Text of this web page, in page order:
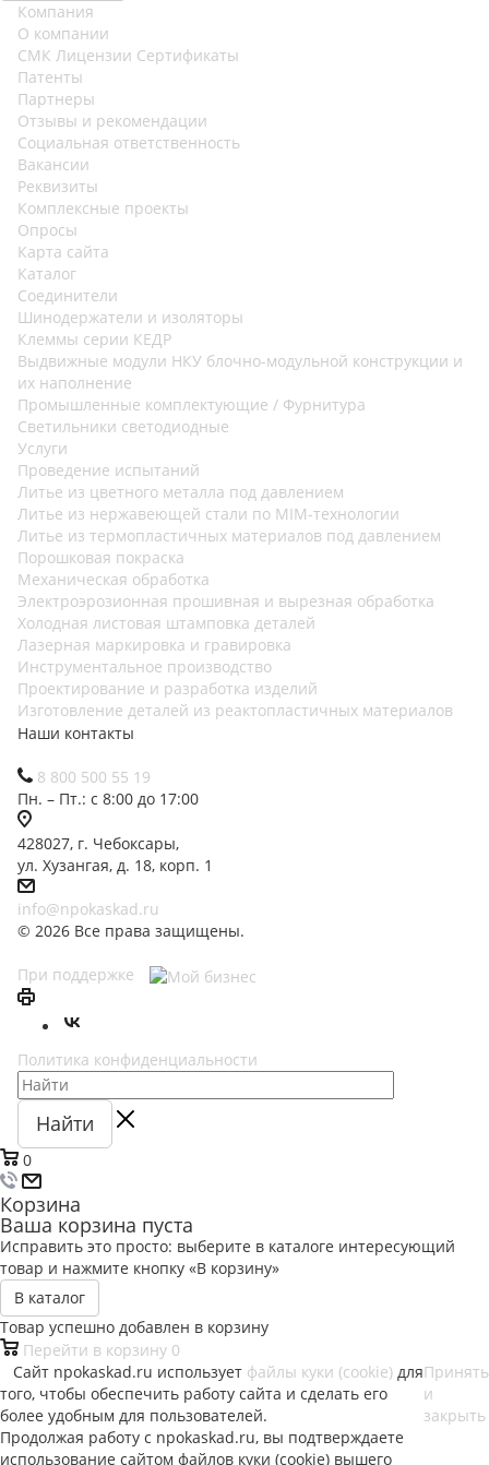
Компания
О компании
СМК Лицензии Сертификаты
Патенты
Партнеры
Отзывы и рекомендации
Социальная ответственность
Вакансии
Реквизиты
Комплексные проекты
Опросы
Карта сайта
Каталог
Соединители
Шинодержатели и изоляторы
Клеммы серии КЕДР
Выдвижные модули НКУ блочно-модульной конструкции и
их наполнение
Промышленные комплектующие / Фурнитура
Светильники светодиодные
Услуги
Проведение испытаний
Литье из цветного металла под давлением
Литье из нержавеющей стали по MIM-технологии
Литье из термопластичных материалов под давлением
Порошковая покраска
Механическая обработка
Электроэрозионная прошивная и вырезная обработка
Холодная листовая штамповка деталей
Лазерная маркировка и гравировка
Инструментальное производство
Проектирование и разработка изделий
Изготовление деталей из реактопластичных материалов
Наши контакты
8 800 500 55 19
Пн. – Пт.: с 8:00 до 17:00
428027, г. Чебоксары,
ул. Хузангая, д. 18, корп. 1
info@npokaskad.ru
© 2026 Все права защищены.
При поддержке
Политика конфиденциальности
Найти
0
Корзина
Ваша корзина пуста
Исправить это просто: выберите в каталоге интересующий
товар и нажмите кнопку «В корзину»
В каталог
Товар успешно добавлен в корзину
Перейти в корзину 0
Сайт npokaskad.ru использует файлы куки (cookie) для
того, чтобы обеспечить работу сайта и сделать его
более удобным для пользователей.
Продолжая работу с npokaskad.ru, вы подтверждаете
использование сайтом файлов куки (cookie) вышего
Принять
и
закрыть